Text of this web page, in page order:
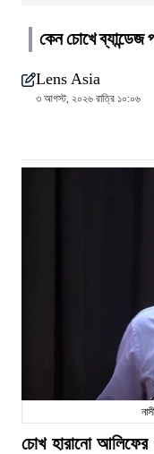
কেন চোখে ব্যান্ডেজ
Lens Asia
৩ আগস্ট, ২০২৬ রাত্রি ১০:০৬
চোখ হারানো আলিফের